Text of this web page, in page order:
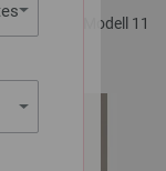
(NO) | Modell 11